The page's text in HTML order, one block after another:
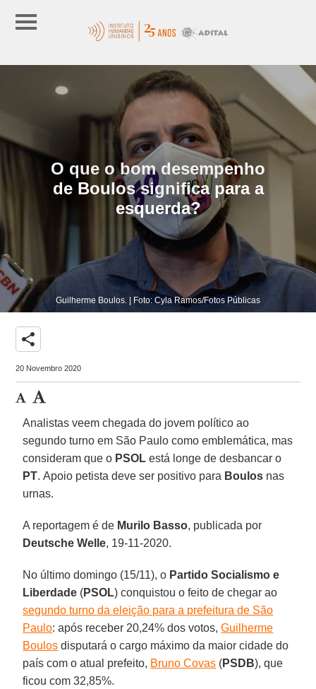
O que o bom desempenho
de Boulos significa para a
esquerda?
Guilherme Boulos. | Foto: Cyla Ramos/Fotos Públicas
share
20 Novembro 2020
Analistas veem chegada do jovem político ao
segundo turno em São Paulo como emblemática, mas
consideram que o PSOL está longe de desbancar o
PT. Apoio petista deve ser positivo para Boulos nas
urnas.
A reportagem é de Murilo Basso, publicada por
Deutsche Welle, 19-11-2020.
No último domingo (15/11), o Partido Socialismo e
Liberdade (PSOL) conquistou o feito de chegar ao
segundo turno da eleição para a prefeitura de São
Paulo: após receber 20,24% dos votos,Guilherme
Boulos disputará o cargo máximo da maior cidade do
país com o atual prefeito, Bruno Covas (PSDB), que
ficou com 32,85%.